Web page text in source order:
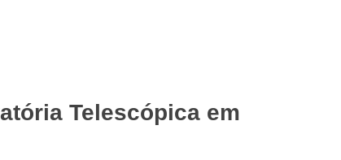
Telescópica em